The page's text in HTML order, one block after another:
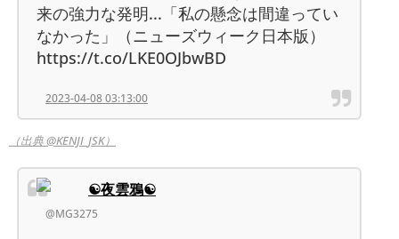
来の強力な発明...「私の懸念は間違ってい
なかった」（ニューズウィーク日本版）
https://t.co/LKE0OJbwBD
2023-04-08 03:13:00
（出典 @KENJI_JSK）
☯︎夜雲鴉☯︎
@MG3275